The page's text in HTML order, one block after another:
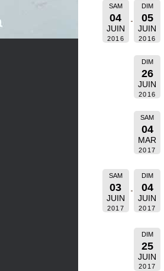
SAM
04
JUIN
2016
DIM
05
JUIN
2016
DIM
26
JUIN
2016
SAM
04
MAR
2017
SAM
03
JUIN
2017
DIM
04
JUIN
2017
DIM
25
JUIN
2017